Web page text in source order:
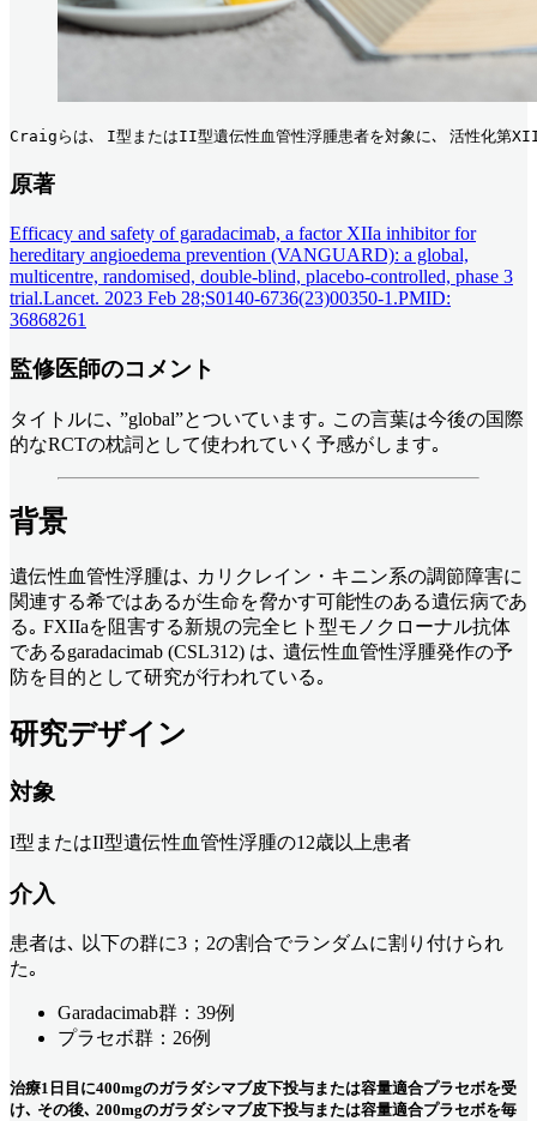
Craigらは､ I型またはII型遺伝性血管性浮腫患者を対象に､ 活性化第XII
原著
Efficacy and safety of garadacimab, a factor XIIa inhibitor for
hereditary angioedema prevention (VANGUARD): a global,
multicentre, randomised, double-blind, placebo-controlled, phase 3
trial.Lancet. 2023 Feb 28;S0140-6736(23)00350-1.PMID:
36868261
監修医師のコメント
タイトルに､ ”global”とついています｡ この言葉は今後の国際
的なRCTの枕詞として使われていく予感がします｡
背景
遺伝性血管性浮腫は､ カリクレイン・キニン系の調節障害に
関連する希ではあるが生命を脅かす可能性のある遺伝病であ
る｡ FXIIaを阻害する新規の完全ヒト型モノクローナル抗体
であるgaradacimab (CSL312) は､ 遺伝性血管性浮腫発作の予
防を目的として研究が行われている｡
研究デザイン
対象
I型またはII型遺伝性血管性浮腫の12歳以上患者
介入
患者は､ 以下の群に3；2の割合でランダムに割り付けられ
た｡
Garadacimab群：39例
プラセボ群：26例
治療1日目に400mgのガラダシマブ皮下投与または容量適合プラセボを受
け､ その後､ 200mgのガラダシマブ皮下投与または容量適合プラセボを毎